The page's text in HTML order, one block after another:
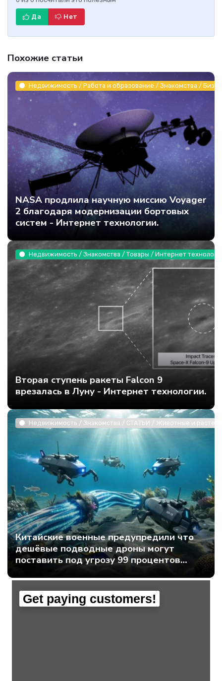
Да Нет
Похожие статьи
Недвижимость / Работа и образование / Знакомства /
NASA продлила научную миссию Voyager
2 благодаря модернизации бортовых
систем - Интернет технологии.
Недвижимость / Знакомства / Товары / Интернет
Вторая ступень ракеты Falcon 9
врезалась в Луну - Интернет технологии.
Недвижимость / Знакомства / СТАТЬИ / Животные и
Китайские военные предупредили что
дешёвые подводные дроны могут
поставить под угрозу 99 процентов
мирового интернет-трафика - Интернет
технологии.
Get paying customers!